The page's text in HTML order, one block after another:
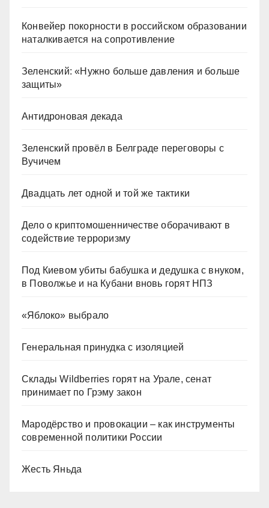
Конвейер покорности в российском образовании
наталкивается на сопротивление
Зеленский: «Нужно больше давления и больше
защиты»
Антидроновая декада
Зеленский провёл в Белграде переговоры с
Вучичем
Двадцать лет одной и той же тактики
Дело о криптомошенничестве оборачивают в
содействие терроризму
Под Киевом убиты бабушка и дедушка с внуком,
в Поволжье и на Кубани вновь горят НПЗ
«Яблоко» выбрало
Генеральная принудка с изоляцией
Склады Wildberries горят на Урале, сенат
принимает по Грэму закон
Мародёрство и провокации – как инструменты
современной политики России
Жесть Яньда